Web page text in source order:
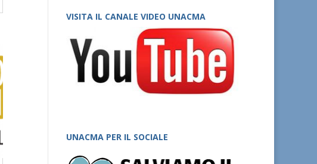
VISITA IL CANALE VIDEO UNACMA
UNACMA PER IL SOCIALE